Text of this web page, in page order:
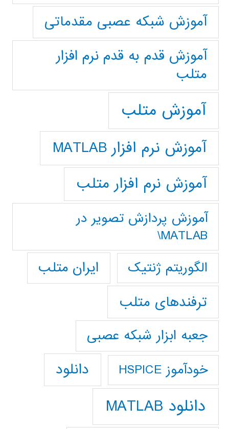
آموزش شبکه عصبی مقدماتی
آموزش قدم به قدم نرم افزار
متلب
آموزش متلب
آموزش نرم افزار MATLAB
آموزش نرم افزار متلب
آموزش پردازش تصوير در
MATLAB\
الگوریتم ژنتیک
ایران متلب
ترفندهای متلب
جعبه ابزار شبکه عصبی
خودآموز HSPICE دانلود
دانلود MATLAB